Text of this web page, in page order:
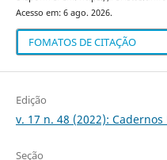
Acesso em: 6 ago. 2026.
FOMATOS DE CITAÇÃO
Edição
v. 17 n. 48 (2022): Cadernos
Seção